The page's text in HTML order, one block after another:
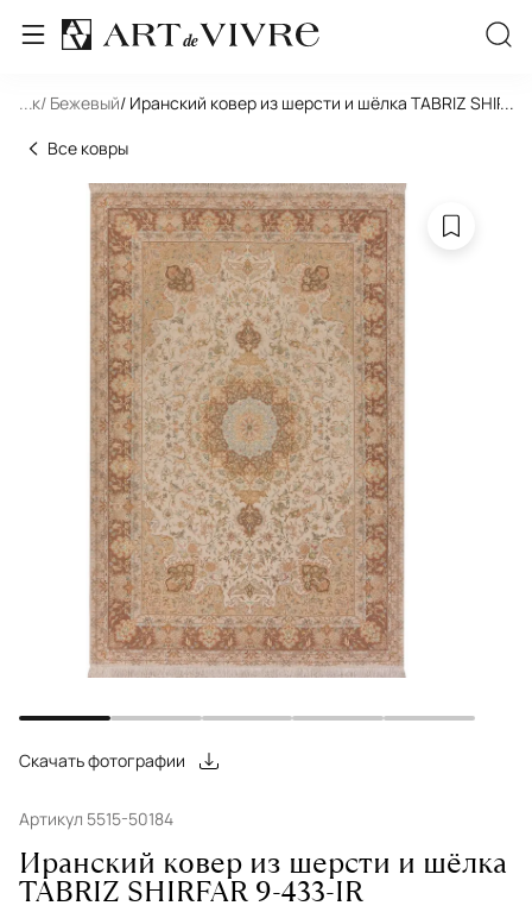
... / Бежевый/ Иранский ковер из шерсти и шёлка TABRIZ
...
Все ковры
Скачать фотографии
Артикул 5515-50184
Иранский ковер из шерсти и шёлка
TABRIZ SHIRFAR 9-433-IR